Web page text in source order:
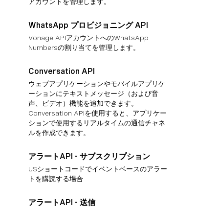
WhatsApp プロビジョニング API
Vonage APIアカウントへのWhatsApp
Numbersの割り当てを管理します。
Conversation API
ウェブアプリケーションやモバイルアプリケ
ーションにテキストメッセージ（および音
声、ビデオ）機能を追加できます。
Conversation APIを使用すると、アプリケー
ションで使用するリアルタイムの通信チャネ
ルを作成できます。
アラートAPI - サブスクリプション
USショートコードでイベントベースのアラー
トを購読する場合
アラートAPI - 送信